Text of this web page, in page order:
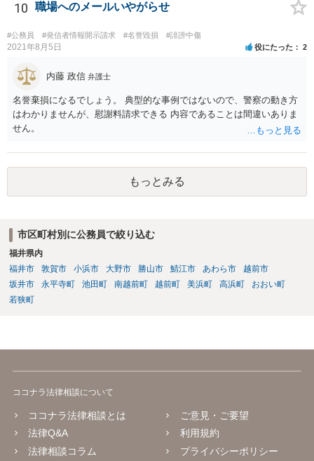
10 職場へのメールいやがらせ
#公務員 #発信者情報開示請求 #名誉毀損 #誹謗中傷
2021年8月5日 役にたった 2
内藤 政信 弁護士
名誉棄損になるでしょう。 典型的な事例ではないので、警察の動き方
はわかりませんが、慰謝料請求できる 内容であることは間違いありま
せん。
もっとみる
市区町村別に公務員で絞り込む
福井県内
福井市
敦賀市 小浜市 大野市 勝山市 鯖江市 あわら市
越前市
坂井市
永平寺町 池田町 南越前町 越前町 美浜町 高浜町
おおい町
若狭町
ココナラ法律相談について
ココナラ法律相談とは
法律Q&A
法律相談コラム
ご意見・ご要望
利用規約
プライバシーポリシー